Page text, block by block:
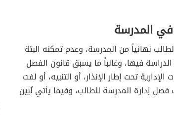
المدرسة
نهائياً من المدرسة، وعدم تمكنه البتة
فيها، وغالباً ما يسبق قانون الفصل
تحت إطار الإنذار، أو التنبيه، أو لفت
فصل إدارة المدرسة للطالب، وفيما يأتي نُبين